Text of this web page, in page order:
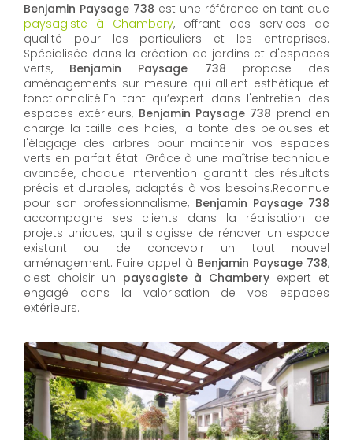
Benjamin Paysage 738 est une référence en tant que
paysagiste à Chambery, offrant des services de
qualité pour les particuliers et les entreprises.
Spécialisée dans la création de jardins et d'espaces
verts, Benjamin Paysage 738 propose des
aménagements sur mesure qui allient esthétique et
fonctionnalité.En tant qu’expert dans l'entretien des
espaces extérieurs, Benjamin Paysage 738 prend en
charge la taille des haies, la tonte des pelouses et
l'élagage des arbres pour maintenir vos espaces
verts en parfait état. Grâce à une maîtrise technique
avancée, chaque intervention garantit des résultats
précis et durables, adaptés à vos besoins.Reconnue
pour son professionnalisme, Benjamin Paysage 738
accompagne ses clients dans la réalisation de
projets uniques, qu'il s'agisse de rénover un espace
existant ou de concevoir un tout nouvel
aménagement. Faire appel à Benjamin Paysage 738,
c'est choisir un paysagiste à Chambery expert et
engagé dans la valorisation de vos espaces
extérieurs.